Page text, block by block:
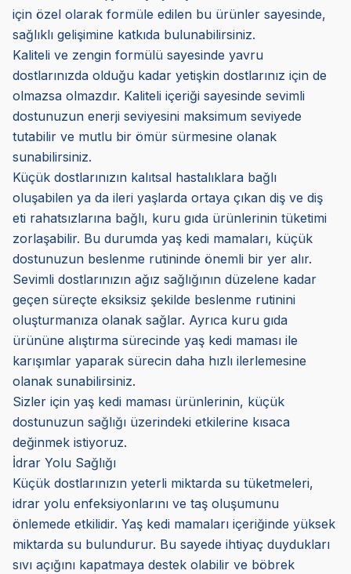
için özel olarak formüle edilen bu ürünler sayesinde,
sağlıklı gelişimine katkıda bulunabilirsiniz.
Kaliteli ve zengin formülü sayesinde yavru
dostlarınızda olduğu kadar yetişkin dostlarınız için de
olmazsa olmazdır. Kaliteli içeriği sayesinde sevimli
dostunuzun enerji seviyesini maksimum seviyede
tutabilir ve mutlu bir ömür sürmesine olanak
sunabilirsiniz.
Küçük dostlarınızın kalıtsal hastalıklara bağlı
oluşabilen ya da ileri yaşlarda ortaya çıkan diş ve diş
eti rahatsızlarına bağlı, kuru gıda ürünlerinin tüketimi
zorlaşabilir. Bu durumda yaş kedi mamaları, küçük
dostunuzun beslenme rutininde önemli bir yer alır.
Sevimli dostlarınızın ağız sağlığının düzelene kadar
geçen süreçte eksiksiz şekilde beslenme rutinini
oluşturmanıza olanak sağlar. Ayrıca kuru gıda
ürününe alıştırma sürecinde yaş kedi maması ile
karışımlar yaparak sürecin daha hızlı ilerlemesine
olanak sunabilirsiniz.
Sizler için yaş kedi maması ürünlerinin, küçük
dostunuzun sağlığı üzerindeki etkilerine kısaca
değinmek istiyoruz.
İdrar Yolu Sağlığı
Küçük dostlarınızın yeterli miktarda su tüketmeleri,
idrar yolu enfeksiyonlarını ve taş oluşumunu
önlemede etkilidir. Yaş kedi mamaları içeriğinde yüksek
miktarda su bulundurur. Bu sayede ihtiyaç duydukları
sıvı açığını kapatmaya destek olabilir ve böbrek